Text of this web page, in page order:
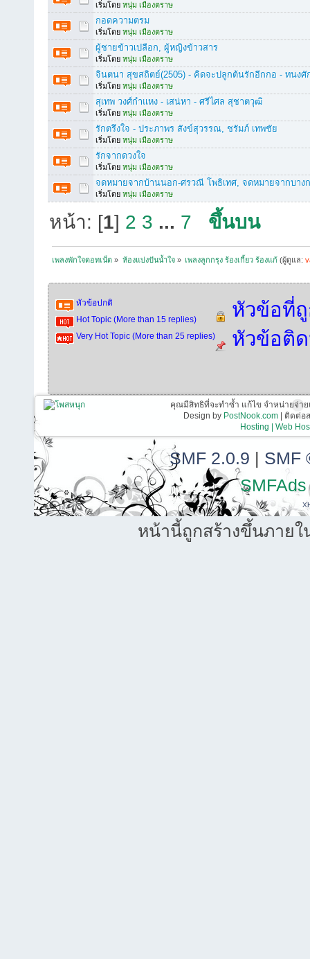
เริ่มโดย หนุ่ม เมืองตราษ
กอดความตรม
เริ่มโดย หนุ่ม เมืองตราษ
ผู้ชายข้าวเปลือก, ผู้หญิงข้าวสาร
เริ่มโดย หนุ่ม เมืองตราษ
จินตนา สุขสถิตย์(2505) - คิดจะปลูกต้นรักอีกกอ - ทนงศั
เริ่มโดย หนุ่ม เมืองตราษ
สุเทพ วงศ์กำแหง - เสน่หา - ศรีไศล สุชาตวุฒิ
เริ่มโดย หนุ่ม เมืองตราษ
รักตรึงใจ - ประภาพร สังข์สุวรรณ, ชรัมภ์ เทพชัย
เริ่มโดย หนุ่ม เมืองตราษ
รักจากดวงใจ
เริ่มโดย หนุ่ม เมืองตราษ
จดหมายจากบ้านนอก-ศรวณี โพธิเทศ, จดหมายจากบา
เริ่มโดย หนุ่ม เมืองตราษ
หน้า: [1] 2 3 ... 7 ขึ้นบน
เพลงพักใจดอทเน็ต » ห้องแบ่งปันน้ำใจ» เพลงลูกกรุง ร้องเกี้ยว ร้องแก้ (ผู้ดูแล:
หัวข้อปกติ
Hot Topic (More than 15 replies)
Very Hot Topic (More than 25 replies)
หัวข้อที่
หัวข้อติ
คุณมีสิทธิที่จะทำซ้ำ แก้ไข จำหน่ายจ่า
Design by PostNook.com| ติดต่อส
Hosting | Web
SMF 2.0.9 | SMF
SMFAds
หน้านี้ถูกสร้างขึ้นภายใ